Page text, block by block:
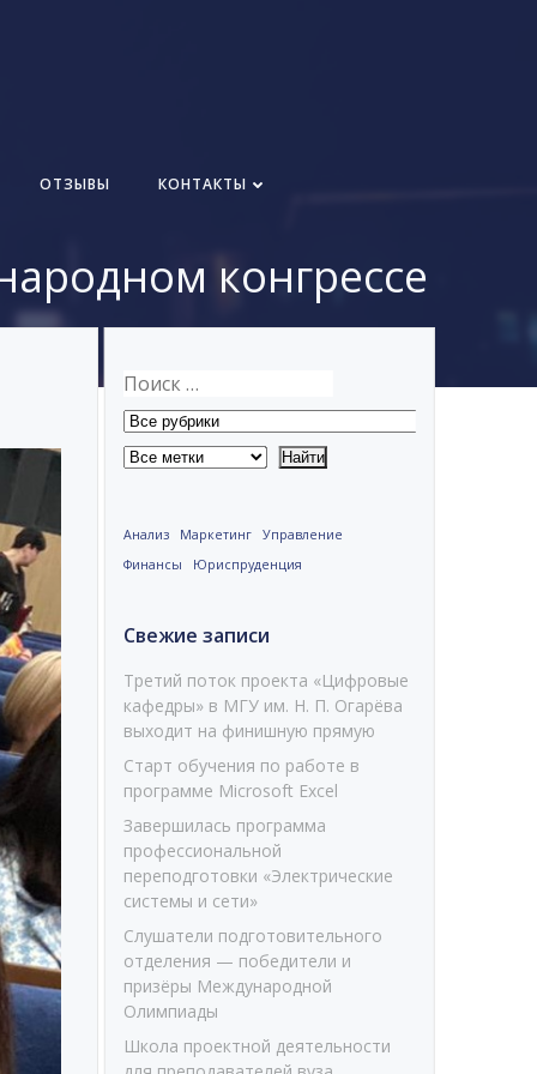
ОТЗЫВЫ КОНТАКТЫ
конгрессе
Анализ Маркетинг
Управление
Финансы
Юриспруденция
Свежие записи
Третий поток проекта «Цифровые
кафедры» в МГУ им. Н. П. Огарёва
выходит на финишную прямую
Старт обучения по работе в
программе Microsoft Excel
Завершилась программа
профессиональной
переподготовки «Электрические
системы и сети»
Слушатели подготовительного
отделения — победители и
призёры Международной
Олимпиады
Школа проектной деятельности